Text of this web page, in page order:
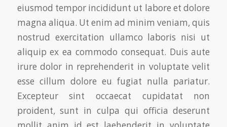
eiusmod tempor incididunt ut labore et dolore
magna aliqua. Ut enim ad minim veniam, quis
nostrud exercitation ullamco laboris nisi ut
aliquip ex ea commodo consequat. Duis aute
irure dolor in reprehenderit in voluptate velit
esse cillum dolore eu fugiat nulla pariatur.
Excepteur sint occaecat cupidatat non
proident, sunt in culpa qui officia deserunt